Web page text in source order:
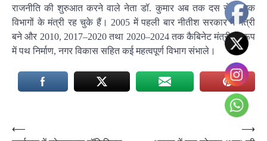
राजनीति की शुरुआत करने वाले नेता डॉ. कुमार अब तक दस से अधिक
विभागों के मंत्री रह चुके हैं। 2005 में पहली बार नीतीश सरकार में मंत्री
बने और 2010, 2017–2020 तथा 2020–2024 तक कैबिनेट मंत्री के रूप
में पथ निर्माण, नगर विकास सहित कई महत्वपूर्ण विभाग संभाले।
Post
⟵
⟶